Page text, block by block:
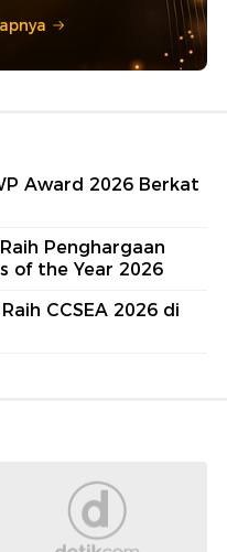
Award 2026 Berkat
Penghargaan
of the Year 2026
CCSEA 2026 di